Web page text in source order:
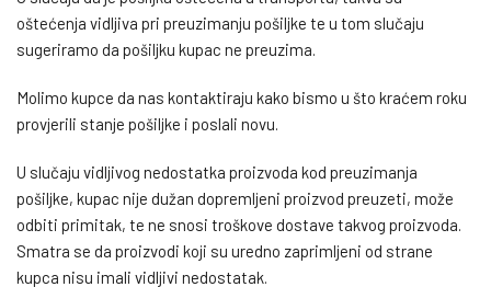
oštećenja vidljiva pri preuzimanju pošiljke te u tom slučaju
sugeriramo da pošiljku kupac ne preuzima.
Molimo kupce da nas kontaktiraju kako bismo u što kraćem roku
provjerili stanje pošiljke i poslali novu.
U slučaju vidljivog nedostatka proizvoda kod preuzimanja
pošiljke, kupac nije dužan dopremljeni proizvod preuzeti, može
odbiti primitak, te ne snosi troškove dostave takvog proizvoda.
Smatra se da proizvodi koji su uredno zaprimljeni od strane
kupca nisu imali vidljivi nedostatak.